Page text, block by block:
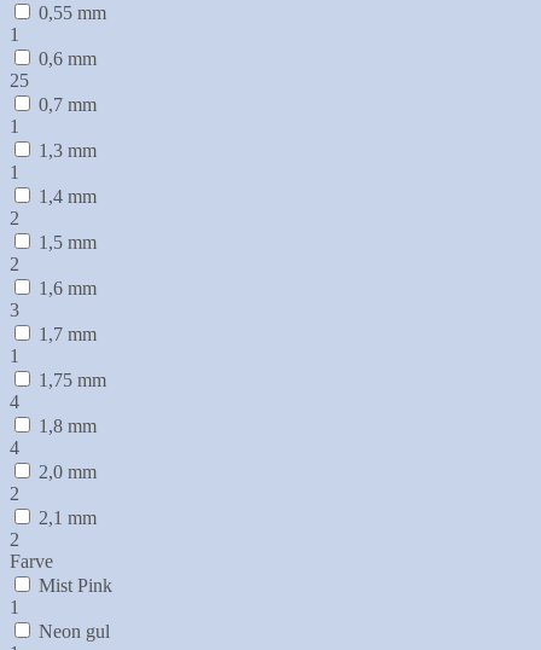
0,55 mm
1
0,6 mm
25
0,7 mm
1
1,3 mm
1
1,4 mm
2
1,5 mm
2
1,6 mm
3
1,7 mm
1
1,75 mm
4
1,8 mm
4
2,0 mm
2
2,1 mm
2
Farve
Mist Pink
1
Neon gul